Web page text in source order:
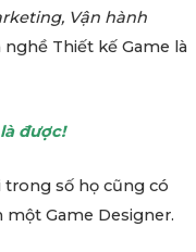
Vận hành
Thiết kế Game là
được!
số họ cũng có
Game Designer.